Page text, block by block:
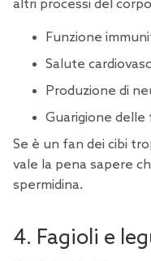
altri processi del
Funzione
Salute
Produzione di
Guarigione delle
Se è un fan dei cibi
vale la pena sapere
spermidina.
4. Fagioli e